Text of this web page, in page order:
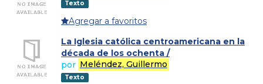
Texto
Agregar a favoritos
La Iglesia católica centroamericana en la
década de los ochenta /
por Meléndez, Guillermo
Texto